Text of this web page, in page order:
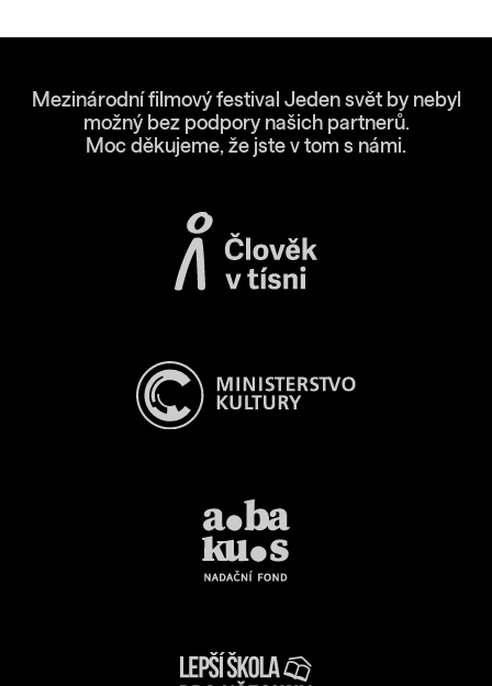
Mezinárodní filmový festival Jeden svět by nebyl
možný bez podpory našich partnerů.
Moc děkujeme, že jste v tom s námi.